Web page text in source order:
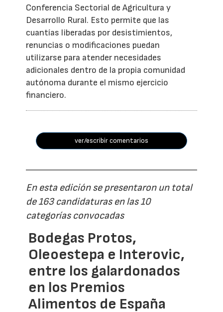
Conferencia Sectorial de Agricultura y
Desarrollo Rural. Esto permite que las
cuantías liberadas por desistimientos,
renuncias o modificaciones puedan
utilizarse para atender necesidades
adicionales dentro de la propia comunidad
autónoma durante el mismo ejercicio
financiero.
ver/escribir comentarios
En esta edición se presentaron un total
de 163 candidaturas en las 10
categorías convocadas
Bodegas Protos,
Oleoestepa e Interovic,
entre los galardonados
en los Premios
Alimentos de España